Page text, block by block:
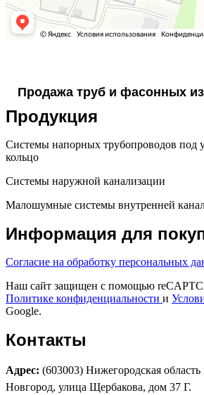
Продажа труб и фасонных
Продукция
Системы напорных трубопроводов под
кольцо
Системы наружной канализации
Малошумные системы внутренней
Информация для
Согласие на обработку персональных
Наш сайт защищен с помощью
Политике конфиденциальности и
Google.
Контакты
Адрес: (603003) Нижегородская
Новгород, улица Щербакова, дом 37 Г.